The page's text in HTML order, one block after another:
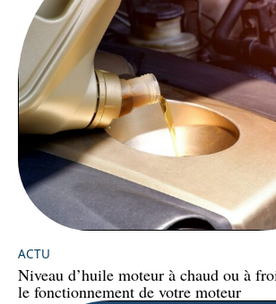
ACTU
Niveau d’huile moteur à chaud ou à
le fonctionnement de votre moteur